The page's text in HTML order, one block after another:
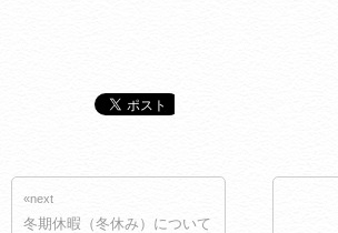
«next
冬期休暇（冬休み）について